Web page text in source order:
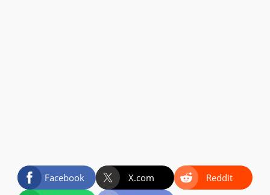
Facebook X.com
Reddit